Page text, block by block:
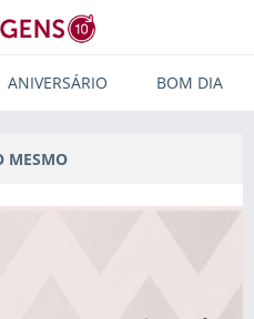
ANIVERSÁRIO BOM DIA
MESMO